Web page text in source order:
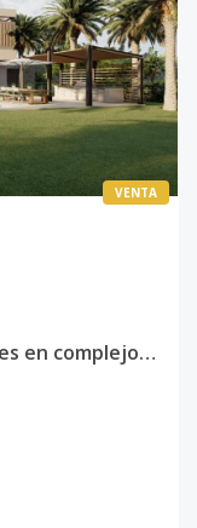
VENTA
La Romana Villas de 5 habitaciones en complejo con Campo de Golf, Restaurantes y Club de Playa